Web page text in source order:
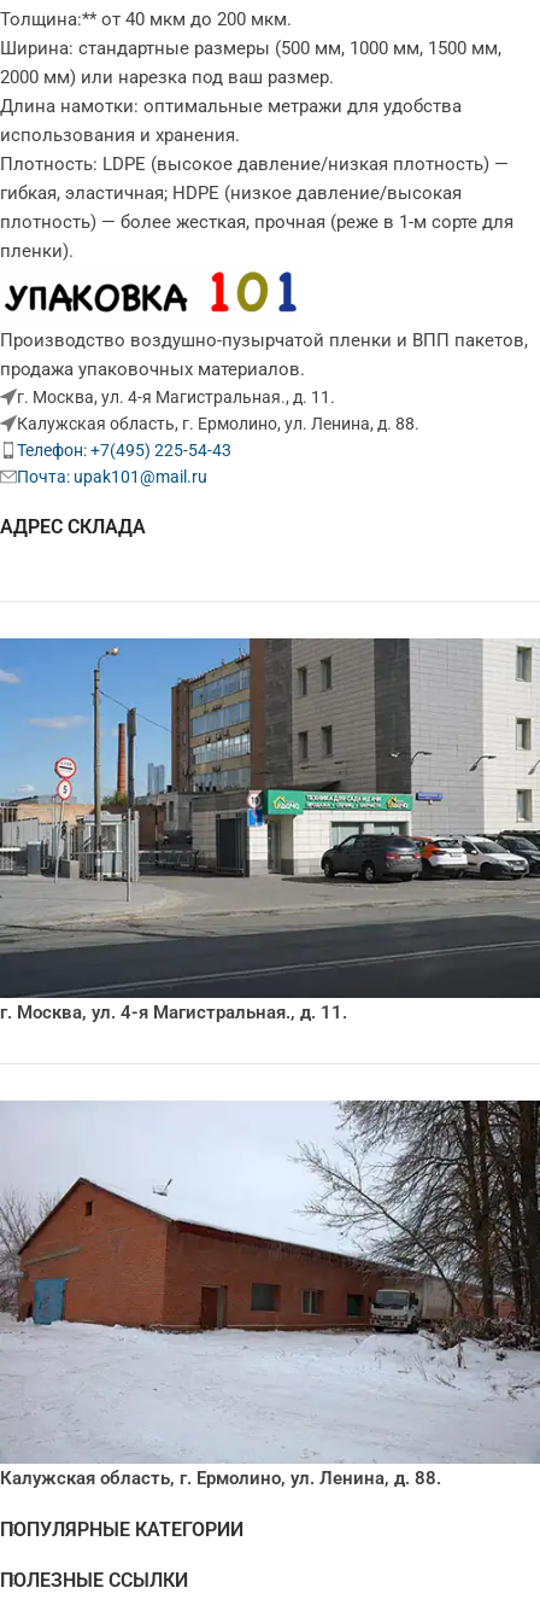
Толщина:** от 40 мкм до 200 мкм.
Ширина: стандартные размеры (500 мм, 1000 мм, 1500 мм,
2000 мм) или нарезка под ваш размер.
Длина намотки: оптимальные метражи для удобства
использования и хранения.
Плотность: LDPE (высокое давление/низкая плотность) —
гибкая, эластичная; HDPE (низкое давление/высокая
плотность) — более жесткая, прочная (реже в 1-м сорте для
пленки).
Производство воздушно-пузырчатой пленки и ВПП пакетов,
продажа упаковочных материалов.
г. Москва, ул. 4-я Магистральная., д. 11.
Калужская область, г. Ермолино, ул. Ленина, д. 88.
Телефон: +7(495) 225-54-43
Почта: upak101@mail.ru
АДРЕС СКЛАДА
г. Москва, ул. 4-я Магистральная., д. 11.
Калужская область, г. Ермолино, ул. Ленина, д. 88.
ПОПУЛЯРНЫЕ КАТЕГОРИИ
ПОЛЕЗНЫЕ ССЫЛКИ